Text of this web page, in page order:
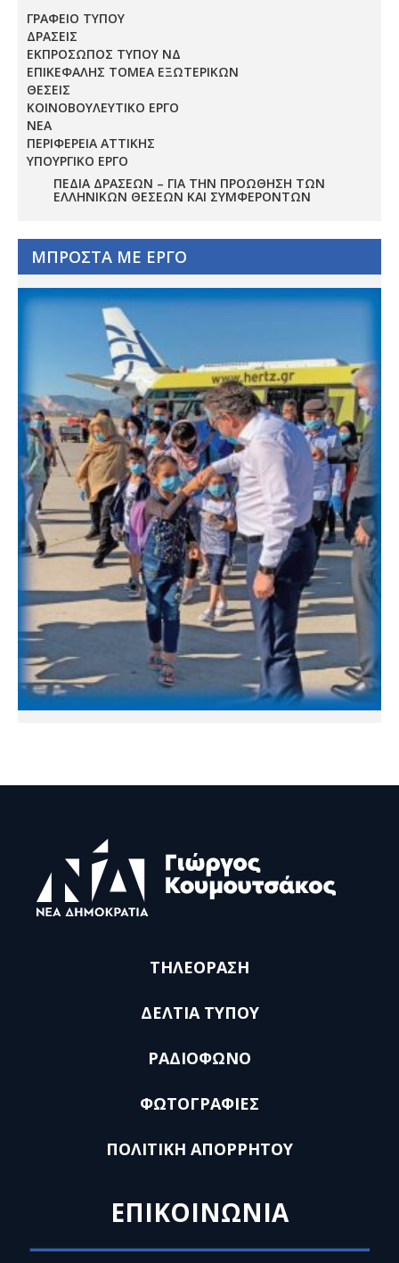
ΓΡΑΦΕΙΟ ΤΥΠΟΥ
ΔΡΑΣΕΙΣ
ΕΚΠΡΟΣΩΠΟΣ ΤΥΠΟΥ ΝΔ
ΕΠΙΚΕΦΑΛΗΣ ΤΟΜΕΑ ΕΞΩΤΕΡΙΚΩΝ
ΘΕΣΕΙΣ
ΚΟΙΝΟΒΟΥΛΕΥΤΙΚΟ ΕΡΓΟ
ΝΕΑ
ΠΕΡΙΦΕΡΕΙΑ ΑΤΤΙΚΗΣ
ΥΠΟΥΡΓΙΚΟ ΕΡΓΟ
ΠΕΔΊΑ ΔΡΆΣΕΩΝ – ΓΙΑ ΤΗΝ ΠΡΟΏΘΗΣΗ ΤΩΝ
ΕΛΛΗΝΙΚΏΝ ΘΈΣΕΩΝ ΚΑΙ ΣΥΜΦΕΡΌΝΤΩΝ
ΜΠΡΟΣΤΑ ΜΕ ΕΡΓΟ
ΤΗΛΕΟΡΑΣΗ
ΔΕΛΤΙΑ ΤΥΠΟΥ
ΡΑΔΙΟΦΩΝΟ
ΦΩΤΟΓΡΑΦΙΕΣ
ΠΟΛΙΤΙΚΗ ΑΠΟΡΡΗΤΟΥ
ΕΠΙΚΟΙΝΩΝΙΑ